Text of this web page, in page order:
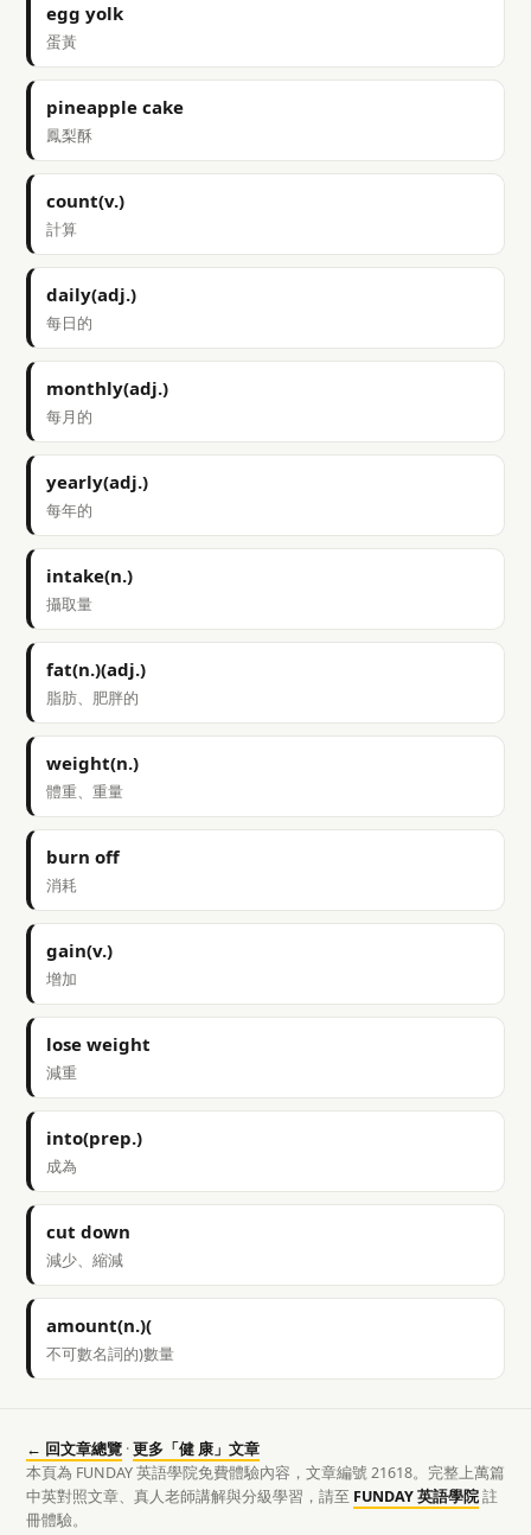
egg yolk
蛋黃
pineapple cake
鳳梨酥
count(v.)
計算
daily(adj.)
每日的
monthly(adj.)
每月的
yearly(adj.)
每年的
intake(n.)
攝取量
fat(n.)(adj.)
脂肪、肥胖的
weight(n.)
體重、重量
burn off
消耗
gain(v.)
增加
lose weight
減重
into(prep.)
成為
cut down
減少、縮減
amount(n.)(
不可數名詞的)數量
← 回文章總覽 ·更多「健 康」文章
本頁為 FUNDAY 英語學院免費體驗內容，文章編號 21618。完整上萬篇
中英對照文章、真人老師講解與分級學習，請至 FUNDAY 英語學院註
冊體驗。